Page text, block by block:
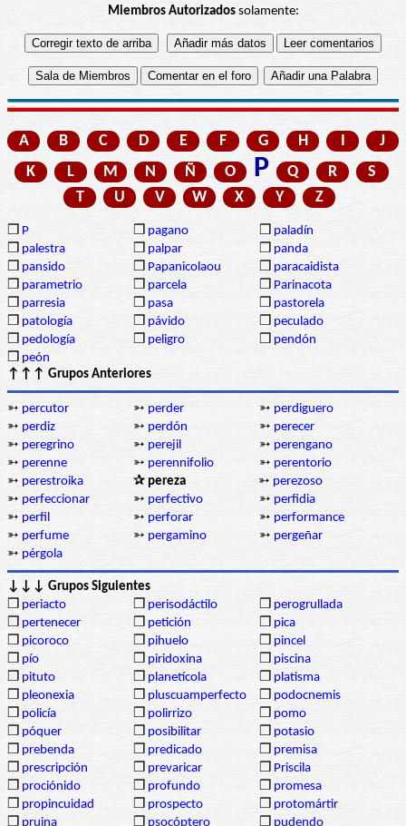
Miembros Autorizadossolamente:
A B C D E F G H I
J
K
L M N Ñ O P Q R
S
T
U V W X Y Z
❒ P ❒ pagano ❒ paladín
❒ palestra ❒ palpar ❒ panda
❒ pansido ❒ Papanicolaou ❒ paracaidista
❒ parametrio ❒ parcela ❒ Parinacota
❒ parresia ❒ pasa ❒ pastorela
❒ patología ❒ pávido ❒ peculado
❒ pedología ❒ peligro ❒ pendón
❒ peón
↑↑↑ Grupos Anteriores
➳ percutor ➳ perder ➳ perdiguero
➳ perdiz ➳ perdón ➳ perecer
➳ peregrino ➳ perejil ➳ perengano
➳ perenne ➳ perennifolio ➳ perentorio
➳ perestroika ✰ pereza ➳ perezoso
➳ perfeccionar ➳ perfectivo ➳ perfidia
➳ perfil ➳ perforar ➳ performance
➳ perfume ➳ pergamino ➳ pergeñar
➳ pérgola
↓↓↓ Grupos Siguientes
❒ periacto ❒ perisodáctilo ❒ perogrullada
❒ pertenecer ❒ petición ❒ pica
❒ picoroco ❒ pihuelo ❒ pincel
❒ pío ❒ piridoxina ❒ piscina
❒ pituto ❒ planetícola ❒ platisma
❒ pleonexia ❒ pluscuamperfecto ❒ podocnemis
❒ policía ❒ polirrizo ❒ pomo
❒ póquer ❒ posibilitar ❒ potasio
❒ prebenda ❒ predicado ❒ premisa
❒ prescripción ❒ prevaricar ❒ Priscila
❒ prociónido ❒ profundo ❒ promesa
❒ propincuidad ❒ prospecto ❒ protomártir
❒ pruina ❒ psocóptero ❒ pudendo